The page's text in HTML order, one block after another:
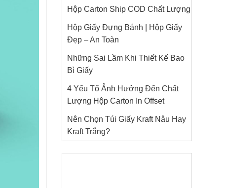
Hộp Carton Ship COD Chất Lượng
Hộp Giấy Đựng Bánh | Hộp Giấy
Đẹp – An Toàn
Những Sai Lầm Khi Thiết Kế Bao
Bì Giấy
4 Yếu Tố Ảnh Hưởng Đến Chất
Lượng Hộp Carton In Offset
Nên Chọn Túi Giấy Kraft Nâu Hay
Kraft Trắng?